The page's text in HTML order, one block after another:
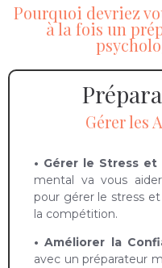
Pourquoi devriez
à la fois un
Gérer les
• Gérer le Stress et
mental va vous
pour gérer le stress
la compétition.
• Améliorer la
avec un préparateur